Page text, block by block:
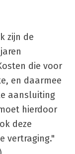
zijn de
die voor
en daarmee
aansluiting
hierdoor
deze
vertraging."